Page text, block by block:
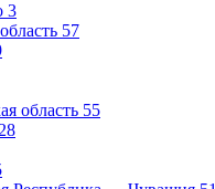
3
57
область 55
28